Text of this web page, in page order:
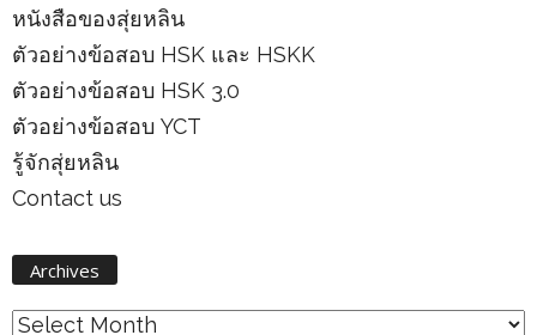
หนังสือของสุ่ยหลิน
ตัวอย่างข้อสอบ HSK และ HSKK
ตัวอย่างข้อสอบ HSK 3.0
ตัวอย่างข้อสอบ YCT
รู้จักสุ่ยหลิน
Contact us
Archives